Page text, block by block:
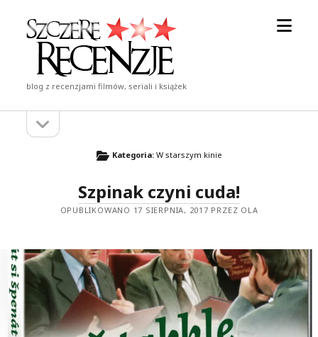
Szczere
Recenzje
blog z recenzjami filmów, seriali i książek
Pasekpasek
Kategoria: W starszym kinie
Szpinak czyni cuda!
OPUBLIKOWANO 17 SIERPNIA, 2017 PRZEZ OLA